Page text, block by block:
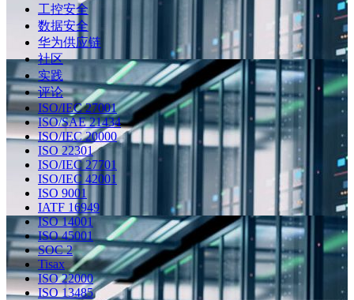
导
航
工控安全
数据安全
华为供应链
社区
实践
评论
ISO/IEC 27001
ISO/SAE 21434
ISO/IEC 20000
ISO 22301
ISO/IEC 27701
ISO/IEC 42001
ISO 9001
IATF 16949
ISO 14001
ISO 45001
SOC 2
Tisax
ISO 22000
ISO 13485